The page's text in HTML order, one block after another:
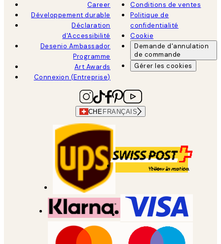
Career
Développement durable
Déclaration
d'Accessibilité
Desenio Ambassador
Programme
Art Awards
Connexion (Entreprise)
Conditions de ventes
Politique de
confidentialité
Cookie
Demande d'annulation
de commande
Gérer les cookies
CHE FRANÇAIS